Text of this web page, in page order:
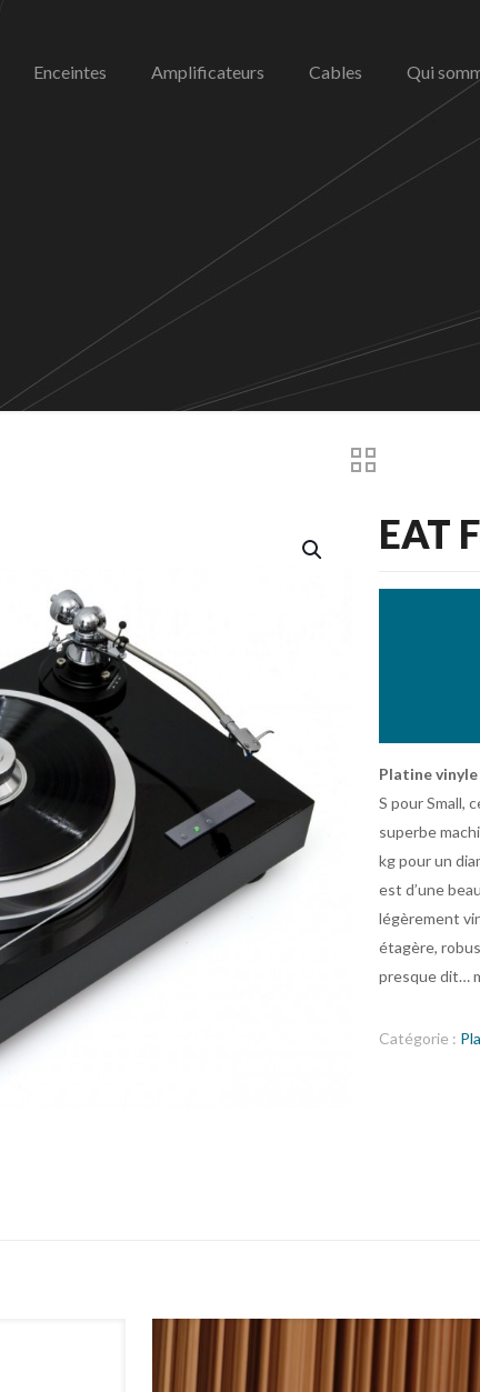
Enceintes Amplificateurs Cables Qui
EAT
Platine
S pour Small,
superbe
kg pour un
est d’une
légèrement
étagère,
presque dit…
Catégorie :